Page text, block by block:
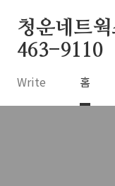
청운네트
463-9110
Write 홈